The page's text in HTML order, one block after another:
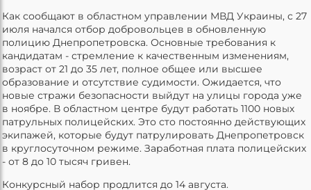
Как сообщают в областном управлении МВД Украины, с 27
июля начался отбор добровольцев в обновленную
полицию Днепропетровска. Основные требования к
кандидатам - стремление к качественным изменениям,
возраст от 21 до 35 лет, полное общее или высшее
образование и отсутствие судимости. Ожидается, что
новые стражи безопасности выйдут на улицы города уже
в ноябре. В областном центре будут работать 1100 новых
патрульных полицейских. Это сто постоянно действующих
экипажей, которые будут патрулировать Днепропетровск
в круглосуточном режиме. Заработная плата полицейских
- от 8 до 10 тысяч гривен.
Конкурсный набор продлится до 14 августа.